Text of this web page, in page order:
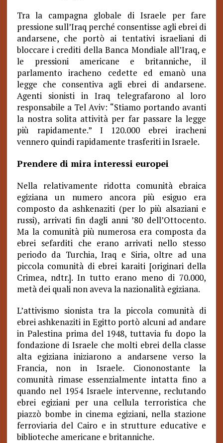
Tra la campagna globale di Israele per fare
pressione sull’Iraq perché consentisse agli ebrei di
andarsene, che portò ai tentativi israeliani di
bloccare i crediti della Banca Mondiale all’Iraq, e
le pressioni americane e britanniche, il
parlamento iracheno cedette ed emanò una
legge che consentiva agli ebrei di andarsene.
Agenti sionisti in Iraq telegrafarono al loro
responsabile a Tel Aviv: “Stiamo portando avanti
la nostra solita attività per far passare la legge
più rapidamente.” I 120.000 ebrei iracheni
vennero quindi rapidamente trasferiti in Israele.
Prendere di mira interessi europei
Nella relativamente ridotta comunità ebraica
egiziana un numero ancora più esiguo era
composto da ashkenaziti (per lo più alsaziani e
russi), arrivati fin dagli anni ’80 dell’Ottocento.
Ma la comunità più numerosa era composta da
ebrei sefarditi che erano arrivati nello stesso
periodo da Turchia, Iraq e Siria, oltre ad una
piccola comunità di ebrei karaiti [originari della
Crimea, ndtr.]. In tutto erano meno di 70.000,
metà dei quali non aveva la nazionalità egiziana.
L’attivismo sionista tra la piccola comunità di
ebrei ashkenaziti in Egitto portò alcuni ad andare
in Palestina prima del 1948, tuttavia fu dopo la
fondazione di Israele che molti ebrei della classe
alta egiziana iniziarono a andarsene verso la
Francia, non in Israele. Ciononostante la
comunità rimase essenzialmente intatta fino a
quando nel 1954 Israele intervenne, reclutando
ebrei egiziani per una cellula terroristica che
piazzò bombe in cinema egiziani, nella stazione
ferroviaria del Cairo e in strutture educative e
biblioteche americane e britanniche.